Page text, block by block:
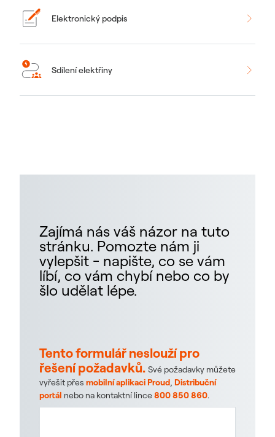
Elektronický podpis
Sdílení elektřiny
Zajímá nás váš názor na tuto
stránku. Pomozte nám ji
vylepšit - napište, co se vám
líbí, co vám chybí nebo co by
šlo udělat lépe.
Tento formulář neslouží pro
řešení požadavků. Své požadavky můžete
vyřešit přes mobilní aplikaci Proud, Distribuční
portál nebo na kontaktní lince800 850 860.